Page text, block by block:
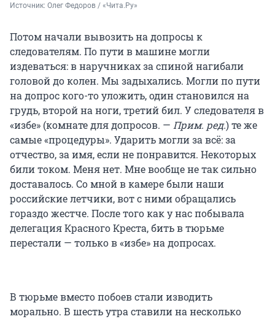
Источник: Олег Федоров / «Чита.Ру»
Потом начали вывозить на допросы к
следователям. По пути в машине могли
издеваться: в наручниках за спиной нагибали
головой до колен. Мы задыхались. Могли по пути
на допрос кого-то уложить, один становился на
грудь, второй на ноги, третий бил. У следователя в
«избе» (комнате для допросов. — Прим. ред.) те же
самые «процедуры». Ударить могли за всё: за
отчество, за имя, если не понравится. Некоторых
били током. Меня нет. Мне вообще не так сильно
доставалось. Со мной в камере были наши
российские летчики, вот с ними обращались
гораздо жестче. После того как у нас побывала
делегация Красного Креста, бить в тюрьме
перестали — только в «избе» на допросах.
В тюрьме вместо побоев стали изводить
морально. В шесть утра ставили на несколько